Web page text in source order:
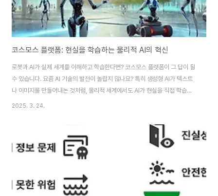
코스모스 플랫폼: 현실을 학습하는 물리적 AI의 혁신
로봇과 AI가 실제 세계를 이해하고 학습한다면? 코스모스 플랫폼이 그 답이 될
수 있습니다. 요즘 AI 기술의 발전이 놀랍지 않나요? 특히 생성형 AI가 텍스트
나 이미지를 만들어내는 것처럼, 물리적 세계에서도 AI가 현실을 직접 학습하
는 시대가 다가오고 있습니다. 엔비디아의 젠슨 황이 CES 2025에서 발표한
인간처럼 주변 환경을 인식하고 학습하며, 이를 기반으로 더욱 정교한 동작을
수행할 수 있다면? 자율주행차가 현실 데이터를 실시간으로 분석하여 보다 안
전한 주행을 할 수 있다면? 코스모스는 이런 비전을 실현하기 위한 새로운 AI
인프라입니다. 이번 글에서는 코스모스 플랫폼이 무엇인지, 어떻게 작동하는
2025. 3. 24.